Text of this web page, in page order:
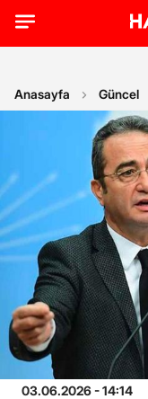
Anasayfa Güncel
03.06.2026 - 14:14